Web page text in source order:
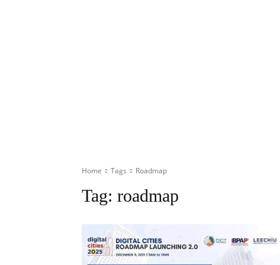
Home Tags Roadmap
Tag: roadmap